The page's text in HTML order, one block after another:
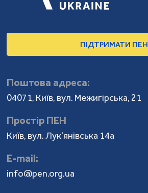
ПІДТРИМАТИ ПЕН
Поштова адреса:
04071, Київ, вул. Межигірська, 21
Простір ПЕН
Київ, вул. Лук'янівська 14а
Е-mail:
info@pen.org.ua